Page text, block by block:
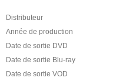
Distributeur
Année de production
Date de sortie DVD
Date de sortie Blu-ray
Date de sortie VOD